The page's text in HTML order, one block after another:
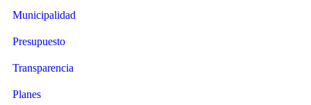
Municipalidad
Presupuesto
Transparencia
Planes